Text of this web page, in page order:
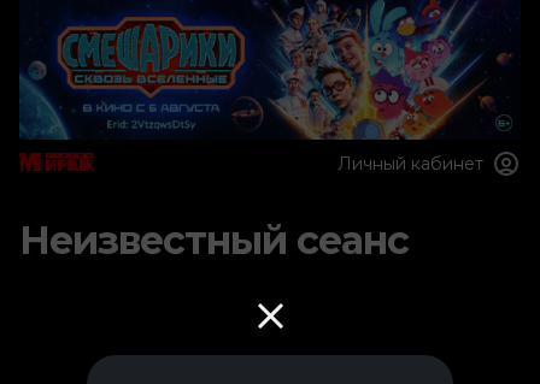
Личный кабинет
Неизвестный сеанс